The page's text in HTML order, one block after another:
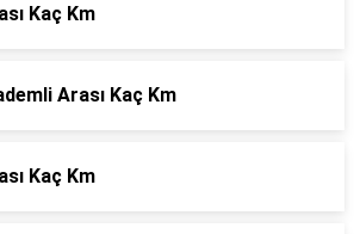
Kaç Km
Arası Kaç Km
Kaç Km